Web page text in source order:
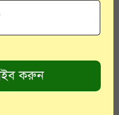
কাছে বাগজোলা
করা হচ্ছে।